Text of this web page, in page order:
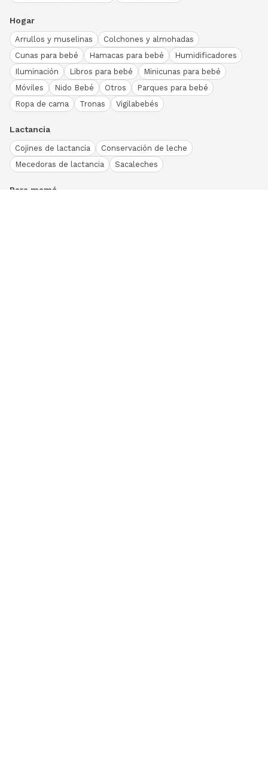
Hogar
Arrullos y muselinas
Colchones y almohadas
Cunas para bebé
Hamacas para bebé
Humidificadores
Iluminación
Libros para bebé
Minicunas para bebé
Móviles
Nido Bebé Otros
Parques para bebé
Ropa de cama
Tronas Vigilabebés
Lactancia
Cojines de lactancia
Conservación de leche
Mecedoras de lactancia
Sacaleches
Para mamá